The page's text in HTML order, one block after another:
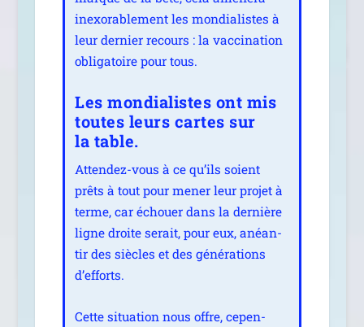
inexo­ra­ble­ment les mon­dia­listes à
leur der­nier recours : la vac­ci­na­tion
obli­ga­toire pour tous.
Les mondialistes ont mis
toutes leurs cartes sur
la table.
Attendez-vous à ce qu’ils soient
prêts à tout pour mener leur pro­jet à
terme, car échouer dans la der­nière
ligne droite serait, pour eux, anéan­
tir des siècles et des géné­ra­tions
d’efforts.
Cette situa­tion nous offre, cepen­